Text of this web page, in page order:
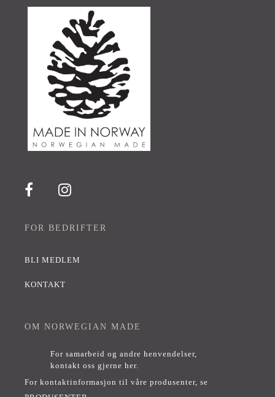
FOR BEDRIFTER
BLI MEDLEM
KONTAKT
OM NORWEGIAN MADE
For samarbeid og andre henvendelser,
kontakt oss gjerne her.
For kontaktinformasjon til våre produsenter, se